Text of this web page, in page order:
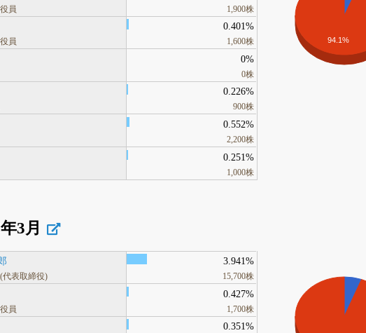
員 1,900株
員
0.401%
1,600株
0%
0株
0.226%
900株
0.552%
2,200株
0.251%
1,000株
94.1%
3月
代表取締役)
3.941%
15,700株
員
0.427%
1,700株
0.351%